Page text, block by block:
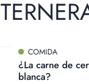
COMIDA
¿La carne de
blanca?